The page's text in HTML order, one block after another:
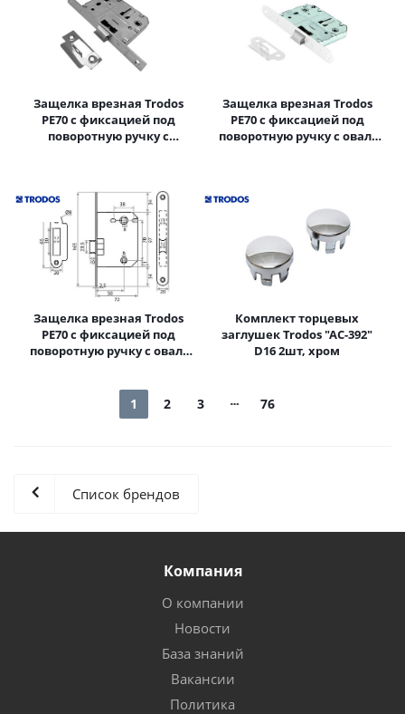
Защелка врезная Trodos
PE70 с фиксацией под
поворотную ручку с
Защелка врезная Trodos
PE70 с фиксацией под
поворотную ручку с овал.
Защелка врезная Trodos
PE70 с фиксацией под
поворотную ручку с овал.
Комплект торцевых
заглушек Trodos "АС-392"
D16 2шт, хром
1 2 3 76
Список брендов
Компания
О компании
Новости
База знаний
Вакансии
Политика